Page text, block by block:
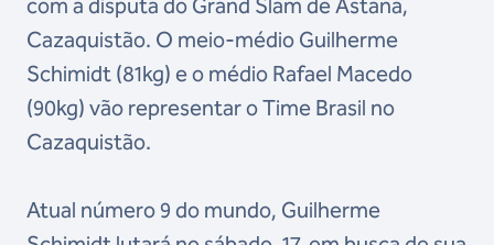
Cazaquistão. O meio-médio Guilherme
Schimidt (81kg) e o médio Rafael Macedo
(90kg) vão representar o Time Brasil no
Cazaquistão.
Atual número 9 do mundo, Guilherme